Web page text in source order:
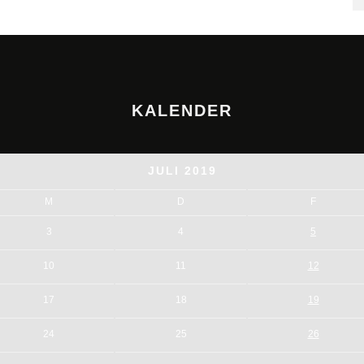
KALENDER
JULI 2019
M D F
3 5
10 11 12
17 18 19
24 25 26